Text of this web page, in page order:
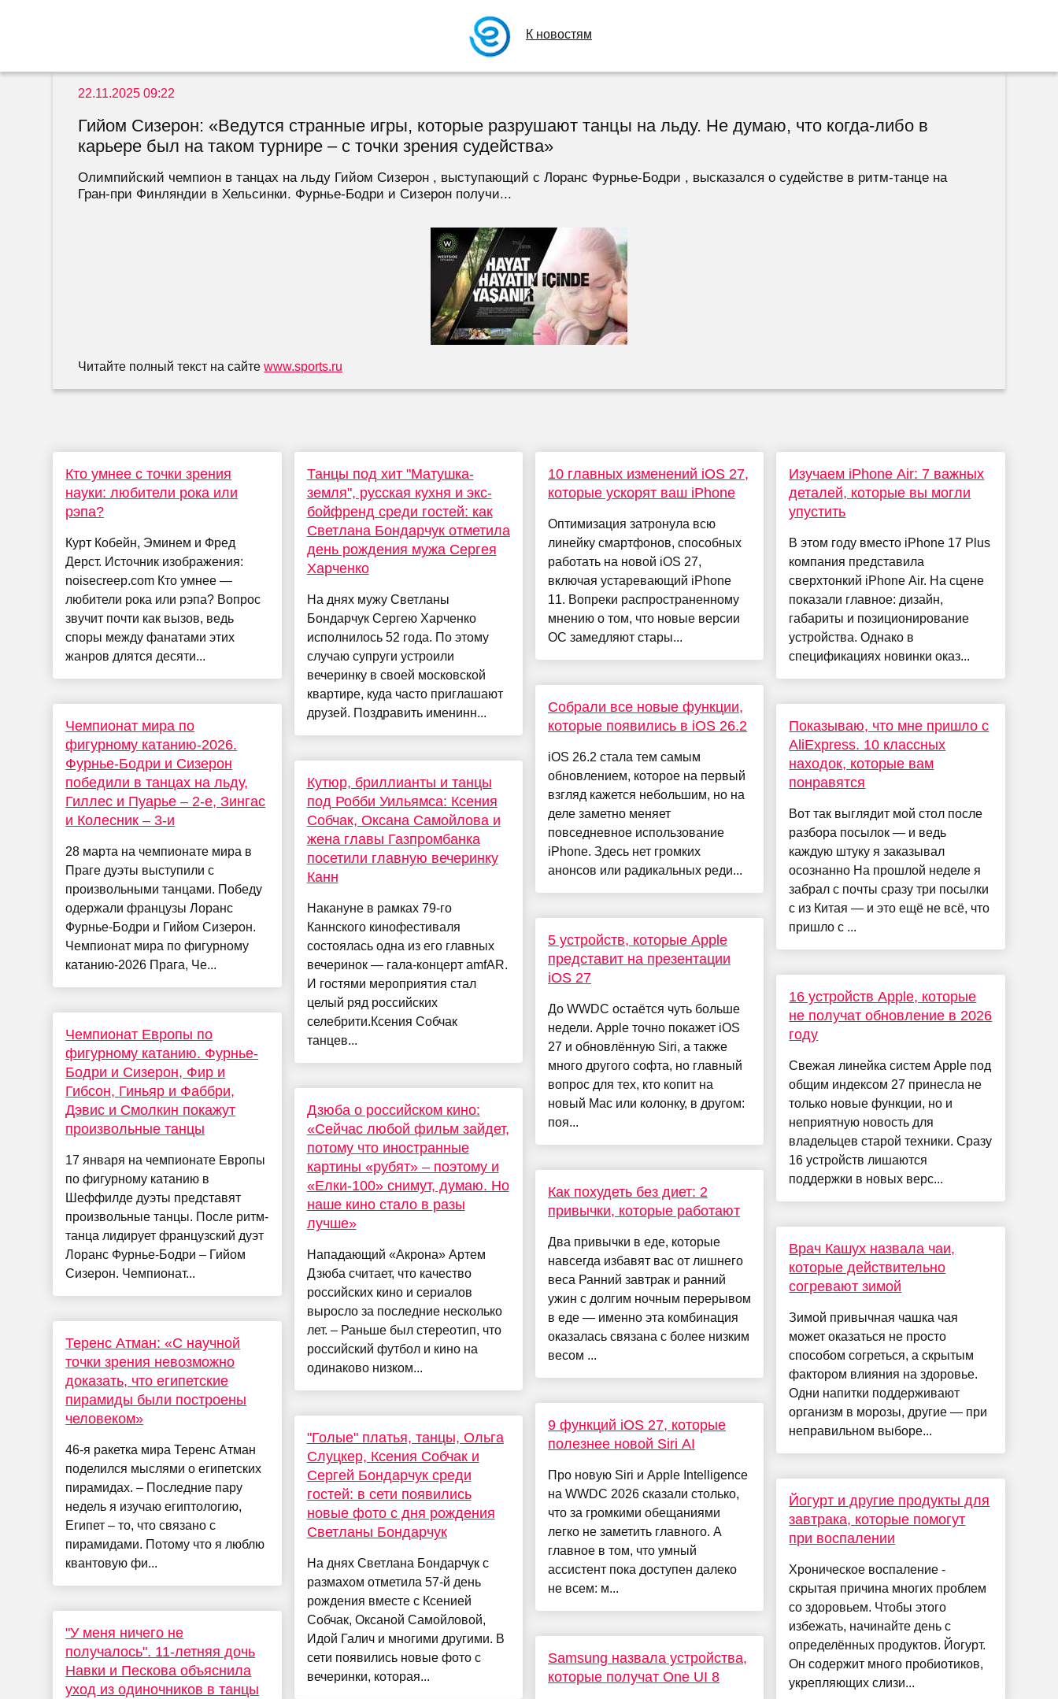
К новостям
22.11.2025 09:22
Гийом Сизерон: «Ведутся странные игры, которые разрушают танцы на льду. Не думаю, что когда-либо в
карьере был на таком турнире – с точки зрения судейства»
Олимпийский чемпион в танцах на льду Гийом Сизерон , выступающий с Лоранс Фурнье-Бодри , высказался о судействе в ритм-танце на
Гран-при Финляндии в Хельсинки. Фурнье-Бодри и Сизерон получи...
Читайте полный текст на сайтеwww.sports.ru
Кто умнее с точки зрения
науки: любители рока или
рэпа?
Курт Кобейн, Эминем и Фред
Дерст. Источник изображения:
noisecreep.com Кто умнее —
любители рока или рэпа? Вопрос
звучит почти как вызов, ведь
споры между фанатами этих
жанров длятся десяти...
Чемпионат мира по
фигурному катанию-2026.
Фурнье-Бодри и Сизерон
победили в танцах на льду,
Гиллес и Пуарье – 2-е, Зингас
и Колесник – 3-и
28 марта на чемпионате мира в
Праге дуэты выступили с
произвольными танцами. Победу
одержали французы Лоранс
Фурнье-Бодри и Гийом Сизерон.
Чемпионат мира по фигурному
катанию-2026 Прага, Че...
Чемпионат Европы по
фигурному катанию. Фурнье-
Бодри и Сизерон, Фир и
Гибсон, Гиньяр и Фаббри,
Дэвис и Смолкин покажут
произвольные танцы
17 января на чемпионате Европы
по фигурному катанию в
Шеффилде дуэты представят
произвольные танцы. После ритм-
танца лидирует французский дуэт
Лоранс Фурнье-Бодри – Гийом
Сизерон. Чемпионат...
Теренс Атман: «С научной
точки зрения невозможно
доказать, что египетские
пирамиды были построены
человеком»
46-я ракетка мира Теренс Атман
поделился мыслями о египетских
пирамидах. – Последние пару
недель я изучаю египтологию,
Египет – то, что связано с
пирамидами. Потому что я люблю
квантовую фи...
"У меня ничего не
получалось". 11-летняя дочь
Навки и Пескова объяснила
уход из одиночников в танцы
Танцы под хит "Матушка-
земля", русская кухня и экс-
бойфренд среди гостей: как
Светлана Бондарчук отметила
день рождения мужа Сергея
Харченко
На днях мужу Светланы
Бондарчук Сергею Харченко
исполнилось 52 года. По этому
случаю супруги устроили
вечеринку в своей московской
квартире, куда часто приглашают
друзей. Поздравить именинн...
Кутюр, бриллианты и танцы
под Робби Уильямса: Ксения
Собчак, Оксана Самойлова и
жена главы Газпромбанка
посетили главную вечеринку
Канн
Накануне в рамках 79-го
Каннского кинофестиваля
состоялась одна из его главных
вечеринок — гала-концерт amfAR.
И гостями мероприятия стал
целый ряд российских
селебрити.Ксения Собчак
танцев...
Дзюба о российском кино:
«Сейчас любой фильм зайдет,
потому что иностранные
картины «рубят» – поэтому и
«Елки-100» снимут, думаю. Но
наше кино стало в разы
лучше»
Нападающий «Акрона» Артем
Дзюба считает, что качество
российских кино и сериалов
выросло за последние несколько
лет. – Раньше был стереотип, что
российский футбол и кино на
одинаково низком...
"Голые" платья, танцы, Ольга
Слуцкер, Ксения Собчак и
Сергей Бондарчук среди
гостей: в сети появились
новые фото с дня рождения
Светланы Бондарчук
На днях Светлана Бондарчук с
размахом отметила 57-й день
рождения вместе с Ксенией
Собчак, Оксаной Самойловой,
Идой Галич и многими другими. В
сети появились новые фото с
вечеринки, которая...
10 главных изменений iOS 27,
которые ускорят ваш iPhone
Оптимизация затронула всю
линейку смартфонов, способных
работать на новой iOS 27,
включая устаревающий iPhone
11. Вопреки распространенному
мнению о том, что новые версии
ОС замедляют стары...
Собрали все новые функции,
которые появились в iOS 26.2
iOS 26.2 стала тем самым
обновлением, которое на первый
взгляд кажется небольшим, но на
деле заметно меняет
повседневное использование
iPhone. Здесь нет громких
анонсов или радикальных реди...
5 устройств, которые Apple
представит на презентации
iOS 27
До WWDC остаётся чуть больше
недели. Apple точно покажет iOS
27 и обновлённую Siri, а также
много другого софта, но главный
вопрос для тех, кто копит на
новый Mac или колонку, в другом:
поя...
Как похудеть без диет: 2
привычки, которые работают
Два привычки в еде, которые
навсегда избавят вас от лишнего
веса Ранний завтрак и ранний
ужин с долгим ночным перерывом
в еде — именно эта комбинация
оказалась связана с более низким
весом ...
9 функций iOS 27, которые
полезнее новой Siri AI
Про новую Siri и Apple Intelligence
на WWDC 2026 сказали столько,
что за громкими обещаниями
легко не заметить главного. А
главное в том, что умный
ассистент пока доступен далеко
не всем: м...
Samsung назвала устройства,
которые получат One UI 8
Изучаем iPhone Air: 7 важных
деталей, которые вы могли
упустить
В этом году вместо iPhone 17 Plus
компания представила
сверхтонкий iPhone Air. На сцене
показали главное: дизайн,
габариты и позиционирование
устройства. Однако в
спецификациях новинки оказ...
Показываю, что мне пришло с
AliExpress. 10 классных
находок, которые вам
понравятся
Вот так выглядит мой стол после
разбора посылок — и ведь
каждую штуку я заказывал
осознанно На прошлой неделе я
забрал с почты сразу три посылки
с из Китая — и это ещё не всё, что
пришло с ...
16 устройств Apple, которые
не получат обновление в 2026
году
Свежая линейка систем Apple под
общим индексом 27 принесла не
только новые функции, но и
неприятную новость для
владельцев старой техники. Сразу
16 устройств лишаются
поддержки в новых верс...
Врач Кашух назвала чаи,
которые действительно
согревают зимой
Зимой привычная чашка чая
может оказаться не просто
способом согреться, а скрытым
фактором влияния на здоровье.
Одни напитки поддерживают
организм в морозы, другие — при
неправильном выборе...
Йогурт и другие продукты для
завтрака, которые помогут
при воспалении
Хроническое воспаление -
скрытая причина многих проблем
со здоровьем. Чтобы этого
избежать, начинайте день с
определённых продуктов. Йогурт.
Он содержит много пробиотиков,
укрепляющих слизи...